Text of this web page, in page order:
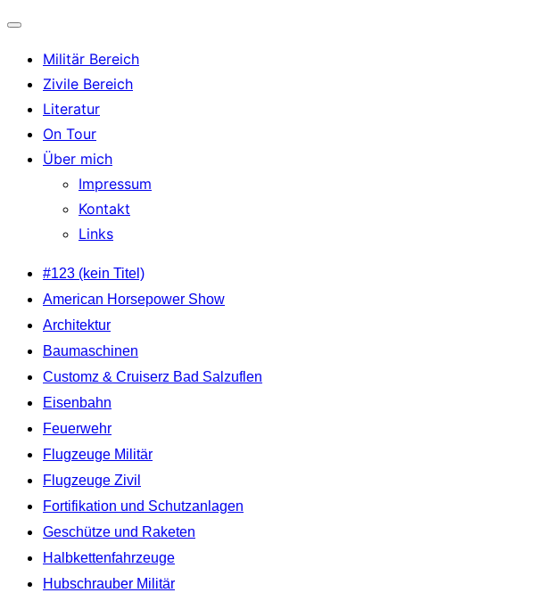
umschalten
Militär Bereich
Zivile Bereich
Literatur
On Tour
Über mich
Impressum
Kontakt
Links
Zum
Inhalt
springen
#123 (kein Titel)
American Horsepower Show
Architektur
Baumaschinen
Customz & Cruiserz Bad Salzuflen
Eisenbahn
Feuerwehr
Flugzeuge Militär
Flugzeuge Zivil
Fortifikation und Schutzanlagen
Geschütze und Raketen
Halbkettenfahrzeuge
Hubschrauber Militär